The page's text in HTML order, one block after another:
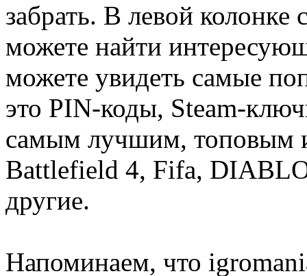
забрать. В левой
можете найти
можете увидеть самые
это PIN-коды, Steam-
самым лучшим, топовым
Battlefield 4, Fifa,
другие.
Напоминаем, что